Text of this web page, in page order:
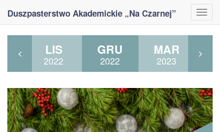
Duszpasterstwo Akademickie „Na Czarnej”
LIS
2022
GRU
2022
MAR
2023